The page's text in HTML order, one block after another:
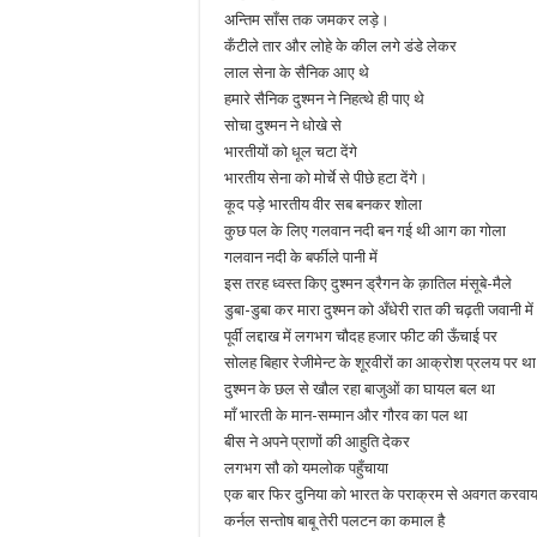
अन्तिम साँस तक जमकर लड़े।
कँटीले तार और लोहे के कील लगे डंडे लेकर
लाल सेना के सैनिक आए थे
हमारे सैनिक दुश्मन ने निहत्थे ही पाए थे
सोचा दुश्मन ने धोखे से
भारतीयों को धूल चटा देंगे
भारतीय सेना को मोर्चे से पीछे हटा देंगे।
कूद पड़े भारतीय वीर सब बनकर शोला
कुछ पल के लिए गलवान नदी बन गई थी आग का गोला
गलवान नदी के बर्फीले पानी में
इस तरह ध्वस्त किए दुश्मन ड्रैगन के क़ातिल मंसूबे-मैले
डुबा-डुबा कर मारा दुश्मन को अँधेरी रात की चढ़ती जवानी
पूर्वी लद्दाख में लगभग चौदह हजार फीट की ऊँचाई पर
सोलह बिहार रेजीमेन्ट के शूरवीरों का आक्रोश प्रलय पर था
दुश्मन के छल से खौल रहा बाजुओं का घायल बल था
माँ भारती के मान-सम्मान और गौरव का पल था
बीस ने अपने प्राणों की आहुति देकर
लगभग सौ को यमलोक पहुँचाया
एक बार फिर दुनिया को भारत के पराक्रम से अवगत
कर्नल सन्तोष बाबू तेरी पलटन का कमाल है